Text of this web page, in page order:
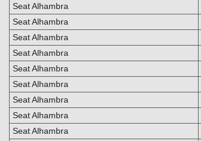
Seat Alhambra
Seat Alhambra
Seat Alhambra
Seat Alhambra
Seat Alhambra
Seat Alhambra
Seat Alhambra
Seat Alhambra
Seat Alhambra